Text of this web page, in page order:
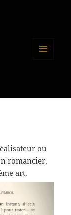
ou
romancier.
art.